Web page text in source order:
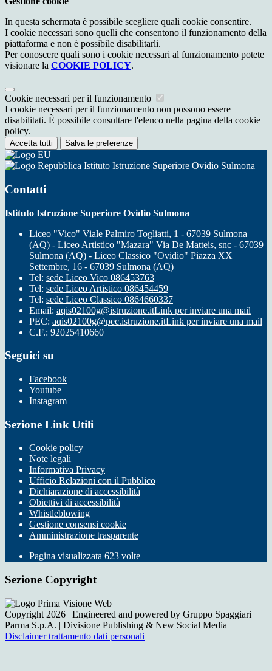
In questa schermata è possibile scegliere quali cookie consentire.
I cookie necessari sono quelli che consentono il funzionamento della
piattaforma e non è possibile disabilitarli.
Per conoscere quali sono i cookie necessari al funzionamento potete
visionare la COOKIE POLICY.
Cookie necessari per il funzionamento
I cookie necessari per il funzionamento non possono essere
disabilitati. È possibile consultare l'elenco nella pagina della cookie
policy.
Accetta tutti Salva le preferenze
Istituto Istruzione Superiore Ovidio Sulmona
Contatti
Istituto Istruzione Superiore Ovidio Sulmona
Liceo "Vico" Viale Palmiro Togliatti, 1 - 67039 Sulmona
(AQ) - Liceo Artistico "Mazara" Via De Matteis, snc - 67039
Sulmona (AQ) - Liceo Classico "Ovidio" Piazza XX
Settembre, 16 - 67039 Sulmona (AQ)
Tel: sede Liceo Vico 086453763
Tel: sede Liceo Artistico 086454459
Tel: sede Liceo Classico 0864660337
Email: aqis02100g@istruzione.itLink per inviare una mail
PEC: aqis02100g@pec.istruzione.itLink per inviare una mail
C.F.: 92025410660
Seguici su
Facebook
Youtube
Instagram
Sezione Link Utili
Cookie policy
Note legali
Informativa Privacy
Ufficio Relazioni con il Pubblico
Dichiarazione di accessibilità
Obiettivi di accessibilità
Whistleblowing
Gestione consensi cookie
Amministrazione trasparente
Pagina visualizzata 623 volte
Sezione Copyright
Copyright 2026 | Engineered and powered by Gruppo Spaggiari
Parma S.p.A. | Divisione Publishing & New Social Media
Disclaimer trattamento dati personali